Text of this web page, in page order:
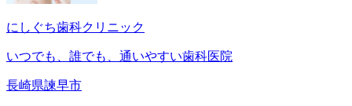
にしぐち歯科クリニック
いつでも、誰でも、通いやすい歯科医院
長崎県諫早市